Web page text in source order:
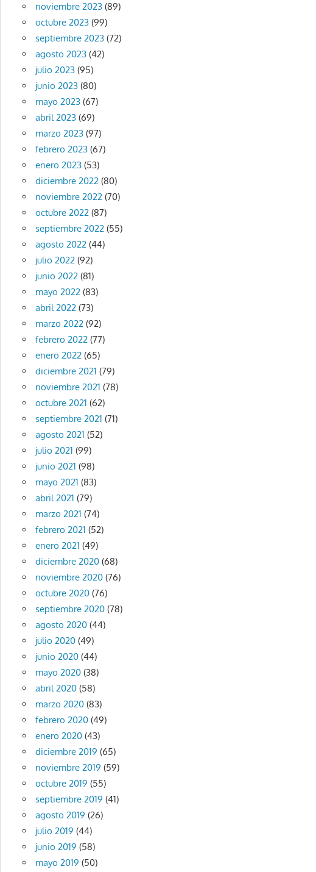
noviembre 2023(89)
octubre 2023(99)
septiembre 2023(72)
agosto 2023(42)
julio 2023(95)
junio 2023(80)
mayo 2023(67)
abril 2023(69)
marzo 2023(97)
febrero 2023(67)
enero 2023(53)
diciembre 2022(80)
noviembre 2022(70)
octubre 2022(87)
septiembre 2022(55)
agosto 2022(44)
julio 2022(92)
junio 2022(81)
mayo 2022(83)
abril 2022(73)
marzo 2022(92)
febrero 2022(77)
enero 2022(65)
diciembre 2021 (79)
noviembre 2021 (78)
octubre 2021 (62)
septiembre 2021 (71)
agosto 2021 (52)
julio 2021 (99)
junio 2021 (98)
mayo 2021 (83)
abril 2021 (79)
marzo 2021 (74)
febrero 2021 (52)
enero 2021 (49)
diciembre 2020(68)
noviembre 2020(76)
octubre 2020(76)
septiembre 2020(78)
agosto 2020(44)
julio 2020(49)
junio 2020(44)
mayo 2020(38)
abril 2020(58)
marzo 2020(83)
febrero 2020(49)
enero 2020(43)
diciembre 2019 (65)
noviembre 2019 (59)
octubre 2019 (55)
septiembre 2019 (41)
agosto 2019 (26)
julio 2019 (44)
junio 2019 (58)
mayo 2019 (50)